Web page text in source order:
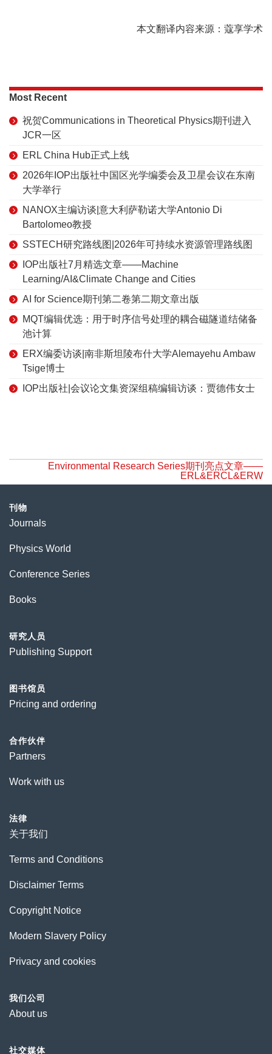
本文翻译内容来源：蔻享学术
Most Recent
祝贺Communications in Theoretical Physics期刊进入
JCR一区
ERL China Hub正式上线
2026年IOP出版社中国区光学编委会及卫星会议在东南
大学举行
NANOX主编访谈|意大利萨勒诺大学Antonio Di
Bartolomeo教授
SSTECH研究路线图|2026年可持续水资源管理路线图
IOP出版社7月精选文章——Machine
Learning/AI&Climate Change and Cities
AI for Science期刊第二卷第二期文章出版
MQT编辑优选：用于时序信号处理的耦合磁隧道结储备
池计算
ERX编委访谈|南非斯坦陵布什大学Alemayehu Ambaw
Tsige博士
IOP出版社|会议论文集资深组稿编辑访谈：贾德伟女士
Environmental Research Series期刊亮点文章——
ERL&ERCL&ERW
刊物
Journals
Physics World
Conference Series
Books
研究人员
Publishing Support
图书馆员
Pricing and ordering
合作伙伴
Partners
Work with us
法律
关于我们
Terms and Conditions
Disclaimer Terms
Copyright Notice
Modern Slavery Policy
Privacy and cookies
我们公司
About us
社交媒体